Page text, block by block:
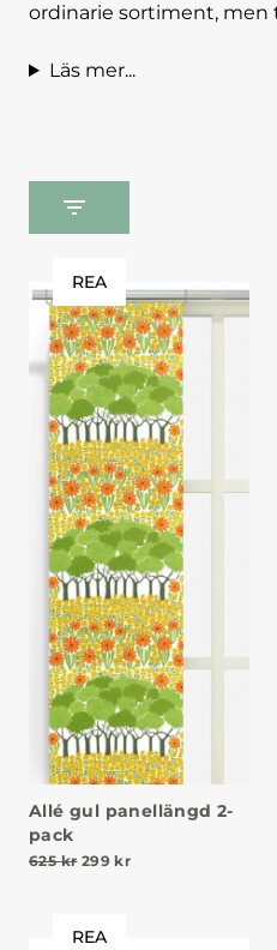
ordinarie sortiment, men
Läs mer...
REA
Allé gul panellängd 2-
pack
625kr Det ursprungliga priset
299 krDet nuvarande
REA